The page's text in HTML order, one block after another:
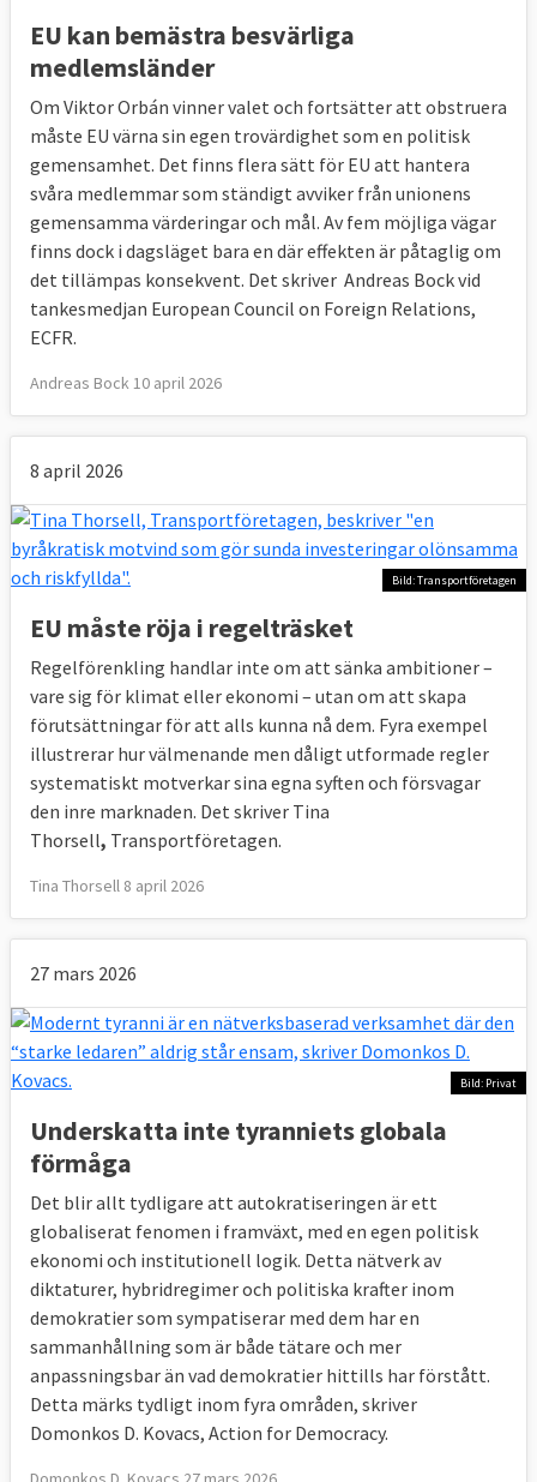
EU kan bemästra besvärliga
medlemsländer
Om Viktor Orbán vinner valet och fortsätter att obstruera
måste EU värna sin egen trovärdighet som en politisk
gemensamhet. Det finns flera sätt för EU att hantera
svåra medlemmar som ständigt avviker från unionens
gemensamma värderingar och mål. Av fem möjliga vägar
finns dock i dagsläget bara en där effekten är påtaglig om
det tillämpas konsekvent. Det skriver Andreas Bock vid
tankesmedjan European Council on Foreign Relations,
ECFR.
Andreas Bock 10 april 2026
8 april 2026
Bild: Transportföretagen
EU måste röja i regelträsket
Regelförenkling handlar inte om att sänka ambitioner –
vare sig för klimat eller ekonomi – utan om att skapa
förutsättningar för att alls kunna nå dem. Fyra exempel
illustrerar hur välmenande men dåligt utformade regler
systematiskt motverkar sina egna syften och försvagar
den inre marknaden. Det skriver Tina
Thorsell, Transportföretagen.
Tina Thorsell 8 april 2026
27 mars 2026
Bild: Privat
Underskatta inte tyranniets globala
förmåga
Det blir allt tydligare att autokratiseringen är ett
globaliserat fenomen i framväxt, med en egen politisk
ekonomi och institutionell logik. Detta nätverk av
diktaturer, hybridregimer och politiska krafter inom
demokratier som sympatiserar med dem har en
sammanhållning som är både tätare och mer
anpassningsbar än vad demokratier hittills har förstått.
Detta märks tydligt inom fyra områden, skriver
Domonkos D. Kovacs, Action for Democracy.